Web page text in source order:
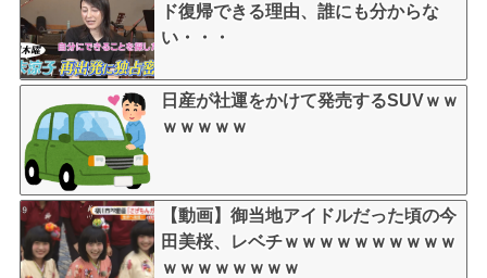
ド復帰できる理由、誰にも分からな
い・・・
日産が社運をかけて発売するSUVｗｗ
ｗｗｗｗｗ
【動画】御当地アイドルだった頃の今
田美桜、レベチｗｗｗｗｗｗｗｗｗｗ
ｗｗｗｗｗｗｗｗ